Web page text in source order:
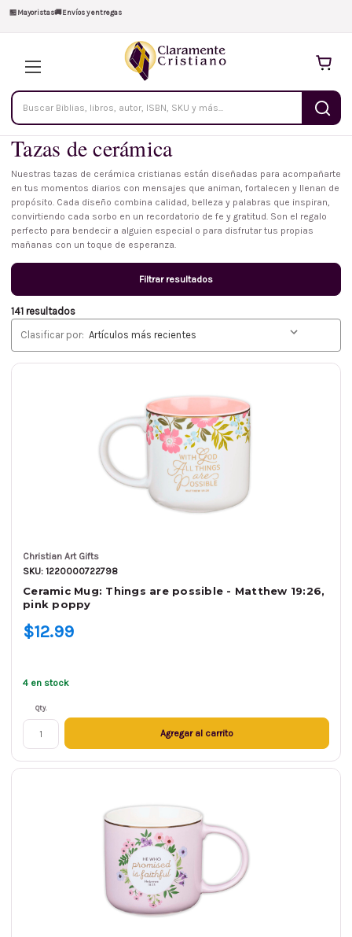
🏪Mayoristas🚚Envíos y entregas
Buscar
productos
Tazas de cerámica
Nuestras tazas de cerámica cristianas están diseñadas para acompañarte
en tus momentos diarios con mensajes que animan, fortalecen y llenan de
propósito. Cada diseño combina calidad, belleza y palabras que inspiran,
convirtiendo cada sorbo en un recordatorio de fe y gratitud. Son el regalo
perfecto para bendecir a alguien especial o para disfrutar tus propias
mañanas con un toque de esperanza.
Filtrar resultados
141 resultados
Clasificar por:
Christian Art Gifts
SKU: 1220000722798
Ceramic Mug: Things are possible - Matthew 19:26,
pink poppy
$12.99
4 en stock
Qty.
Agregar al carrito